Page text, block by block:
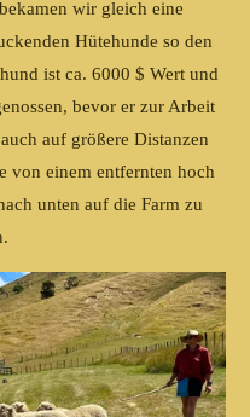
wir gleich eine
Hütehunde so den
ist ca. 6000 $ Wert und
bevor er zur Arbeit
auf größere Distanzen
von einem entfernten hoch
unten auf die Farm zu